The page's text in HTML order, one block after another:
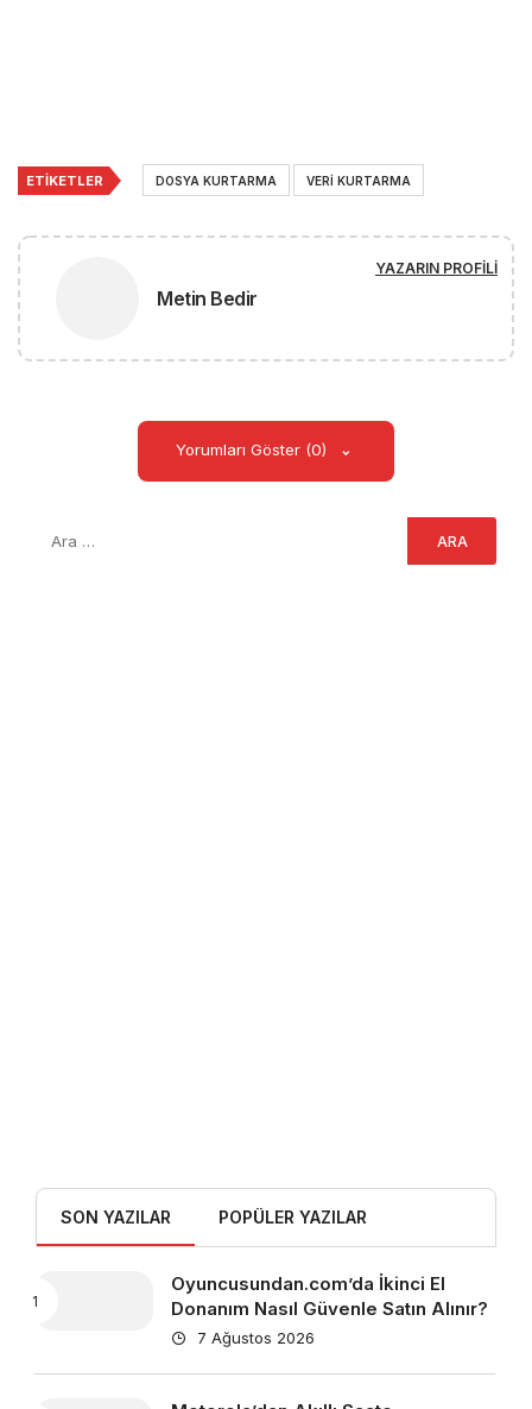
ETIKETLER DOSYA KURTARMA VERI KURTARMA
Metin Bedir
YAZARIN PROFILI
Yorumları Göster (0)
SON YAZILAR POPÜLER YAZILAR
Oyuncusundan.com’da İkinci El
Donanım Nasıl Güvenle Satın Alınır?
7 Ağustos 2026